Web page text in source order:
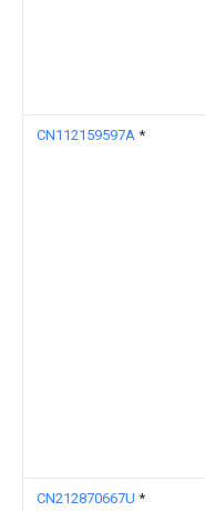
CN112159597A *
CN212870667U *